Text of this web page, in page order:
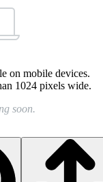
on mobile devices.
1024 pixels wide.
soon.